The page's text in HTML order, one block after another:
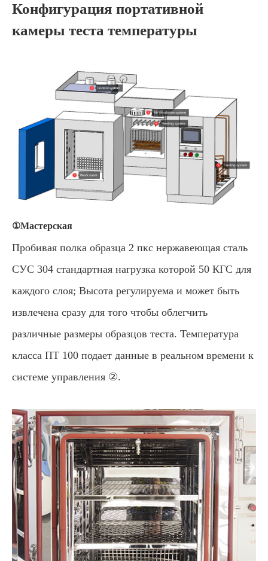
Конфигурация портативной
камеры теста температуры
①Мастерская
Пробивая полка образца 2 пкс нержавеющая сталь
СУС 304 стандартная нагрузка которой 50 КГС для
каждого слоя; Высота регулируема и может быть
извлечена сразу для того чтобы облегчить
различные размеры образцов теста. Температура
класса ПТ 100 подает данные в реальном времени к
системе управления ②.